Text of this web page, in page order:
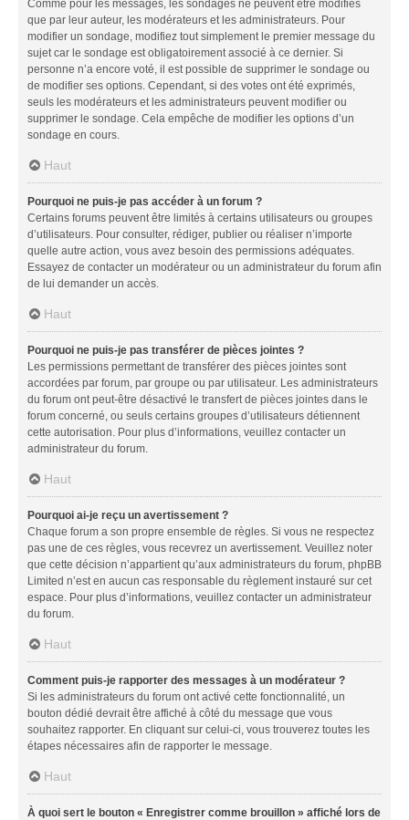
Comme pour les messages, les sondages ne peuvent être modifiés
que par leur auteur, les modérateurs et les administrateurs. Pour
modifier un sondage, modifiez tout simplement le premier message du
sujet car le sondage est obligatoirement associé à ce dernier. Si
personne n’a encore voté, il est possible de supprimer le sondage ou
de modifier ses options. Cependant, si des votes ont été exprimés,
seuls les modérateurs et les administrateurs peuvent modifier ou
supprimer le sondage. Cela empêche de modifier les options d’un
sondage en cours.
Haut
Pourquoi ne puis-je pas accéder à un forum ?
Certains forums peuvent être limités à certains utilisateurs ou groupes
d’utilisateurs. Pour consulter, rédiger, publier ou réaliser n’importe
quelle autre action, vous avez besoin des permissions adéquates.
Essayez de contacter un modérateur ou un administrateur du forum afin
de lui demander un accès.
Haut
Pourquoi ne puis-je pas transférer de pièces jointes ?
Les permissions permettant de transférer des pièces jointes sont
accordées par forum, par groupe ou par utilisateur. Les administrateurs
du forum ont peut-être désactivé le transfert de pièces jointes dans le
forum concerné, ou seuls certains groupes d’utilisateurs détiennent
cette autorisation. Pour plus d’informations, veuillez contacter un
administrateur du forum.
Haut
Pourquoi ai-je reçu un avertissement ?
Chaque forum a son propre ensemble de règles. Si vous ne respectez
pas une de ces règles, vous recevrez un avertissement. Veuillez noter
que cette décision n’appartient qu’aux administrateurs du forum, phpBB
Limited n’est en aucun cas responsable du règlement instauré sur cet
espace. Pour plus d’informations, veuillez contacter un administrateur
du forum.
Haut
Comment puis-je rapporter des messages à un modérateur ?
Si les administrateurs du forum ont activé cette fonctionnalité, un
bouton dédié devrait être affiché à côté du message que vous
souhaitez rapporter. En cliquant sur celui-ci, vous trouverez toutes les
étapes nécessaires afin de rapporter le message.
Haut
À quoi sert le bouton « Enregistrer comme brouillon » affiché lors de